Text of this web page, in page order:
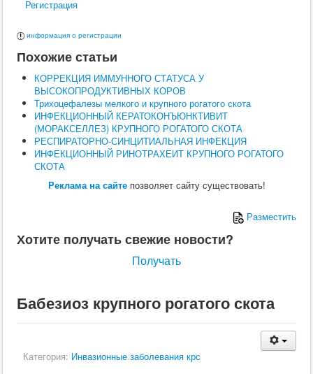
Поведение
Кошки
Ветеринария
Хирургия
Терапия
Заразные заболевания
Инфекционные заболевания
Инвазионные заболевания
Кормление
Поведение
Воспроизводство
Птицы
Ветеринария
Ветеринария
Ветеринария
Экзотические животные
Регистрация
информация о регистрации
Похожие статьи
КОРРЕКЦИЯ ИММУННОГО СТАТУСА У
ВЫСОКОПРОДУКТИВНЫХ КОРОВ
Трихоцефалезы мелкого и крупного рогатого скота
ИНФЕКЦИОННЫЙ КЕРАТОКОНЪЮНКТИВИТ
(МОРАКСЕЛЛЕЗ) КРУПНОГО РОГАТОГО СКОТА
РЕСПИРАТОРНО-СИНЦИТИАЛЬНАЯ ИНФЕКЦИЯ
ИНФЕКЦИОННЫЙ РИНОТРАХЕИТ КРУПНОГО РОГАТОГО
СКОТА
Реклама на сайтепозволяет сайту существовать!
Разместить
Хотите получать свежие новости?
Получать
Бабезиоз крупного рогатого скота
Категория: Инвазионные заболевания крс